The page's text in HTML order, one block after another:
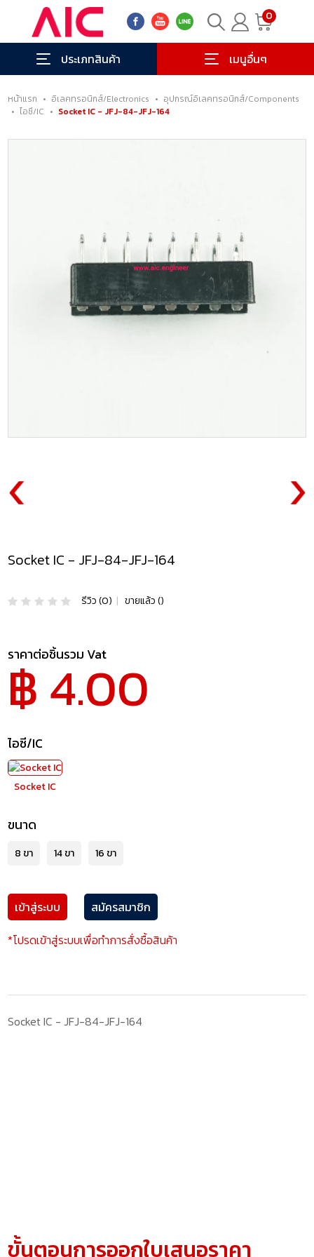
0
ประเภทสินค้า เมนูอื่นๆ
หน้าแรก • อิเลคทรอนิกส์/Electronics • อุปกรณ์อิเลคทรอนิกส์/Components
• ไอซี/IC • Socket IC - JFJ-84-JFJ-164
Socket IC - JFJ-84-JFJ-164
รีวิว (0) | ขายแล้ว ()
ราคาต่อชิ้นรวม Vat
฿ 4.00
ไอซี/IC
Socket IC
ขนาด
8 ขา 14 ขา 16 ขา
เข้าสู่ระบบ
สมัครสมาชิก
*โปรดเข้าสู่ระบบเพื่อทำการสั่งซื้อสินค้า
Socket IC - JFJ-84-JFJ-164
ขั้นตอนการออกใบเสนอราคา